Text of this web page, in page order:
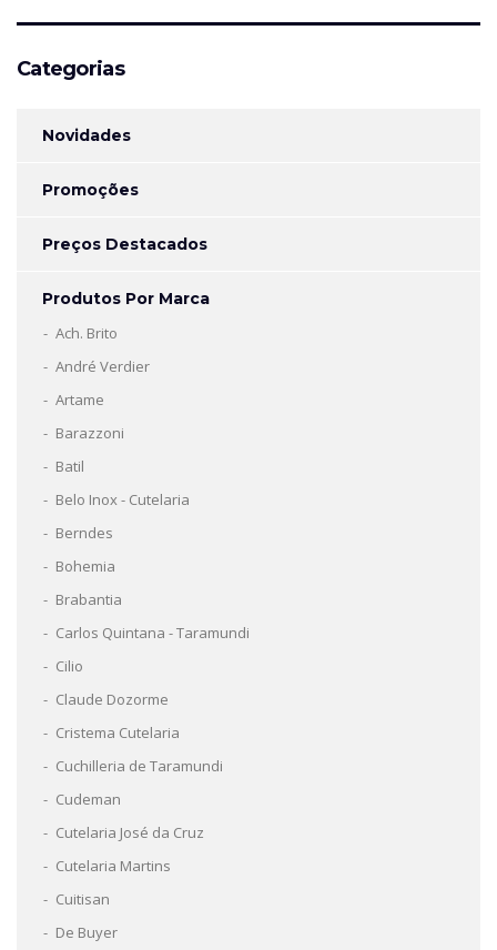
Categorias
Novidades
Promoções
Preços Destacados
Produtos Por Marca
Ach. Brito
André Verdier
Artame
Barazzoni
Batil
Belo Inox - Cutelaria
Berndes
Bohemia
Brabantia
Carlos Quintana - Taramundi
Cilio
Claude Dozorme
Cristema Cutelaria
Cuchilleria de Taramundi
Cudeman
Cutelaria José da Cruz
Cutelaria Martins
Cuitisan
De Buyer